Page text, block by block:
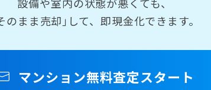
のまま売却｣して、即現金化できます。
マンション無料査定スタート